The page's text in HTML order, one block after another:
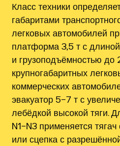
Класс техники
габаритами
легковых автомобилей
платформа 3,5 т с
и грузоподъёмностью до
крупногабаритных
коммерческих
эвакуатор 5–7 т с
лебёдкой высокой тяги.
N1–N3 применяется
или сцепка с